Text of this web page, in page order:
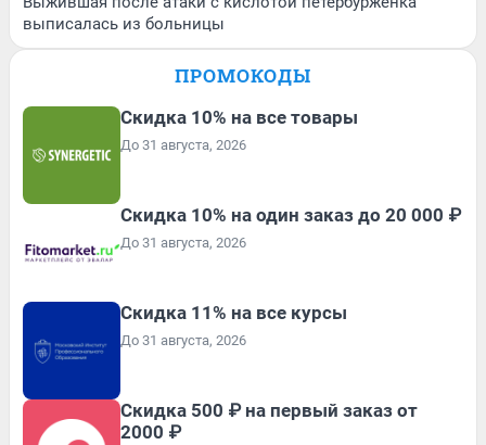
выписалась из больницы
ПРОМОКОДЫ
Скидка 10% на все товары
До 31 августа, 2026
Скидка 10% на один заказ до 20 000 ₽
До 31 августа, 2026
Скидка 11% на все курсы
До 31 августа, 2026
Скидка 500 ₽ на первый заказ от
2000 ₽